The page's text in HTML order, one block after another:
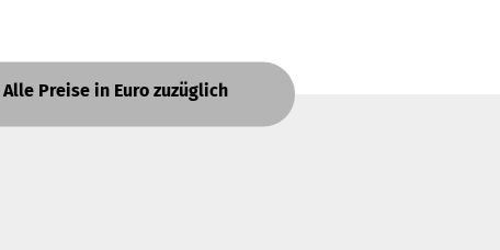
Alle Preise in Euro zuzüglich